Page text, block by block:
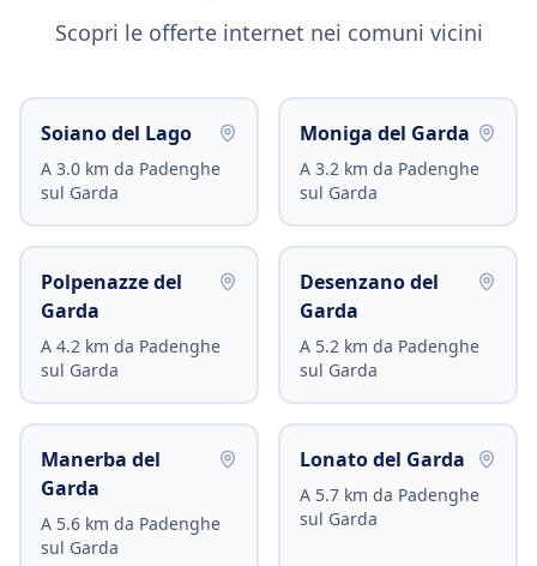
Scopri le offerte internet nei comuni vicini
Soiano del Lago
A 3.0 km da Padenghe
sul Garda
Moniga del Garda
A 3.2 km da Padenghe
sul Garda
Polpenazze del
Garda
A 4.2 km da Padenghe
sul Garda
Desenzano del
Garda
A 5.2 km da Padenghe
sul Garda
Manerba del
Garda
A 5.6 km da Padenghe
sul Garda
Lonato del Garda
A 5.7 km da Padenghe
sul Garda